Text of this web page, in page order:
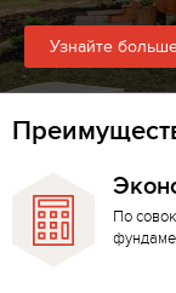
Узнайте
По